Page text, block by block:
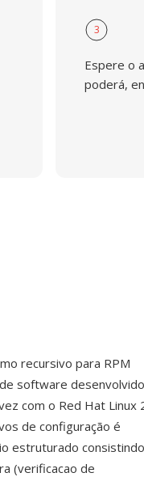
3
Espere o
poderá,
recursivo para RPM
software desenvolvido
com o Red Hat Linux
de configuração é
estruturado consistindo
(verificacao de